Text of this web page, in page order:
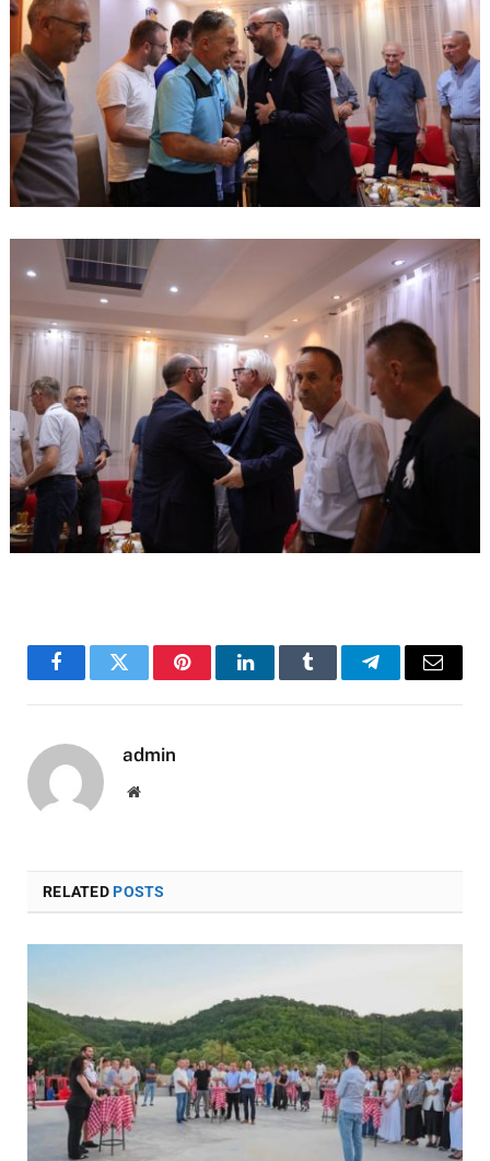
FacebookTwitter PinterestLinkedInTumblr TelegramEmail
admin
Website
RELATEDPOSTS